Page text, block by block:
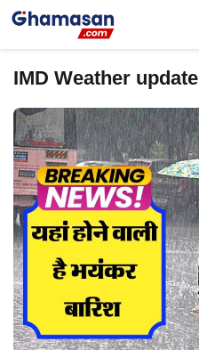
Skip
IMD Weather update